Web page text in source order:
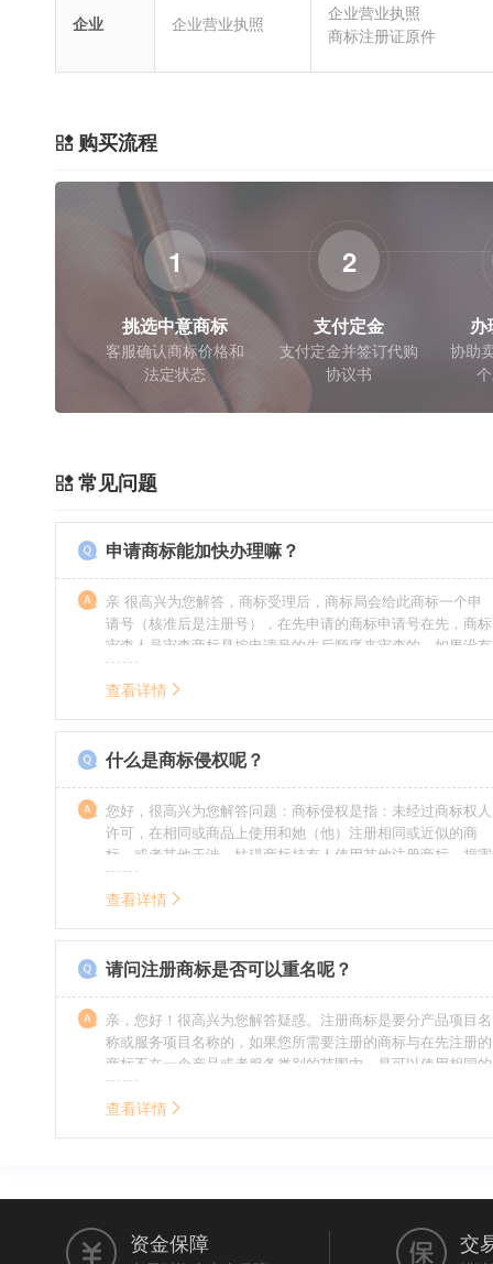
企业 企业营业执照
企业营业执照
商标注册证原件
购买流程
1
挑选中意商标
客服确认商标价格和
法定状态
2
支付定金
支付定金并签订代购
协议书
办
协助
常见问题
申请商标能加快办理嘛？
亲 很高兴为您解答，商标受理后，商标局会给此商标一个申
请号（核准后是注册号），在先申请的商标申请号在先，商标
审查人员审查商标是按申请号的先后顺序来审查的，如果没有
特殊情况（受理案件需要，被异议等），不会延迟也不会提
前。
查看详情
什么是商标侵权呢？
您好，很高兴为您解答问题：商标侵权是指：未经过商标权人
许可，在相同或商品上使用和她（他）注册相同或近似的商
标，或者其他干涉、妨碍商标持有人使用其他注册商标，损害
商标持有人合法权益的其他行为。侵权的人通常需要承担侵权
的责任，明知侵权的行为的人要承担赔偿的责任。情节严重
查看详情
请问注册商标是否可以重名呢？
亲，您好！很高兴为您解答疑惑。注册商标是要分产品项目名
称或服务项目名称的，如果您所需要注册的商标与在先注册的
商标不在一个产品或者服务类别的范围内，是可以使用相同的
名称的。希望我的回答能帮到您。
查看详情
资金保障 交